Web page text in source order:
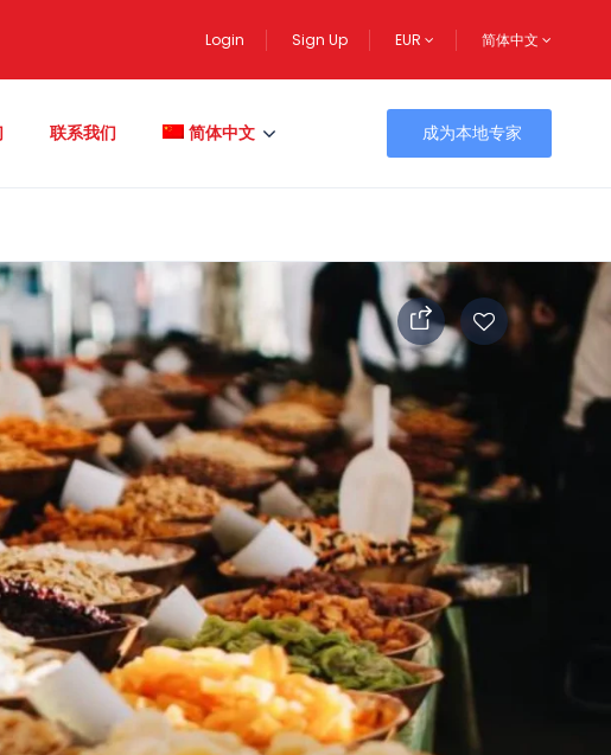
Login Sign Up EUR 简体中文
联系我们 简体中文 成为本地专家